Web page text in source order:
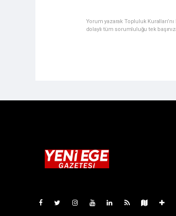
Yorum yazarak Topluluk
dolaylı tüm sorumluluğu tek